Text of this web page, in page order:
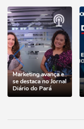
Marketing avança e
se destaca no Jornal
Diário do Pará